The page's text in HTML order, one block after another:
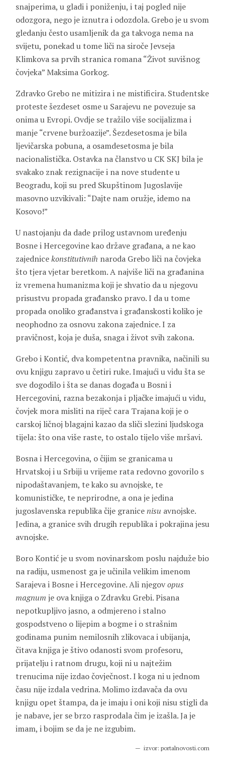
snajperima, u gladi i poniženju, i taj pogled nije
odozgora, nego je iznutra i odozdola. Grebo je u svom
gledanju često usamljenik da ga takvoga nema na
svijetu, ponekad u tome liči na siroče Jevseja
Klimkova sa prvih stranica romana “Život suvišnog
čovjeka” Maksima Gorkog.
Zdravko Grebo ne mitizira i ne mistificira. Studentske
proteste šezdeset osme u Sarajevu ne povezuje sa
onima u Evropi. Ovdje se tražilo više socijalizma i
manje “crvene buržoazije”. Šezdesetosma je bila
ljevičarska pobuna, a osamdesetosma je bila
nacionalistička. Ostavka na članstvo u CK SKJ bila je
svakako znak rezignacije i na nove studente u
Beogradu, koji su pred Skupštinom Jugoslavije
masovno uzvikivali: “Dajte nam oružje, idemo na
Kosovo!”
U nastojanju da dade prilog ustavnom uređenju
Bosne i Hercegovine kao države građana, a ne kao
zajednicekonstitutivnih naroda Grebo liči na čovjeka
što tjera vjetar beretkom. A najviše liči na građanina
iz vremena humanizma koji je shvatio da u njegovu
prisustvu propada građansko pravo. I da u tome
propada onoliko građanstva i građanskosti koliko je
neophodno za osnovu zakona zajednice. I za
pravičnost, koja je duša, snaga i život svih zakona.
Grebo i Kontić, dva kompetentna pravnika, načinili su
ovu knjigu zapravo u četiri ruke. Imajući u vidu šta se
sve dogodilo i šta se danas događa u Bosni i
Hercegovini, razna bezakonja i pljačke imajući u vidu,
čovjek mora misliti na riječ cara Trajanakoji je o
carskoj ličnoj blagajni kazao da sliči slezini ljudskoga
tijela: što ona više raste, to ostalo tijelo više mršavi.
Bosna i Hercegovina, o čijim se granicama u
Hrvatskoj i u Srbiji u vrijeme rata redovno govorilo s
nipodaštavanjem, te kako su avnojske, te
komunističke, te neprirodne, a ona je jedina
jugoslavenska republika čije granicenisu avnojske.
Jedina, a granice svih drugih republika i pokrajina jesu
avnojske.
Boro Kontić je u svom novinarskom poslu najduže bio
na radiju, usmenost ga je učinila velikim imenom
Sarajeva i Bosne i Hercegovine. Ali njegovopus
magnum je ova knjiga o Zdravku Grebi. Pisana
nepotkupljivo jasno, a odmjereno i stalno
gospodstveno o lijepim a bogme i o strašnim
godinama punim nemilosnih zlikovaca i ubijanja,
čitava knjiga je štivo odanosti svom profesoru,
prijatelju i ratnom drugu, koji ni u najtežim
trenucima nije izdao čovječnost. I koga ni u jednom
času nije izdala vedrina. Molimo izdavača da ovu
knjigu opet štampa, da je imaju i oni koji nisu stigli da
je nabave, jer se brzo rasprodala čim je izašla. Ja je
imam, i bojim se da je ne izgubim.
izvor: portalnovosti.com